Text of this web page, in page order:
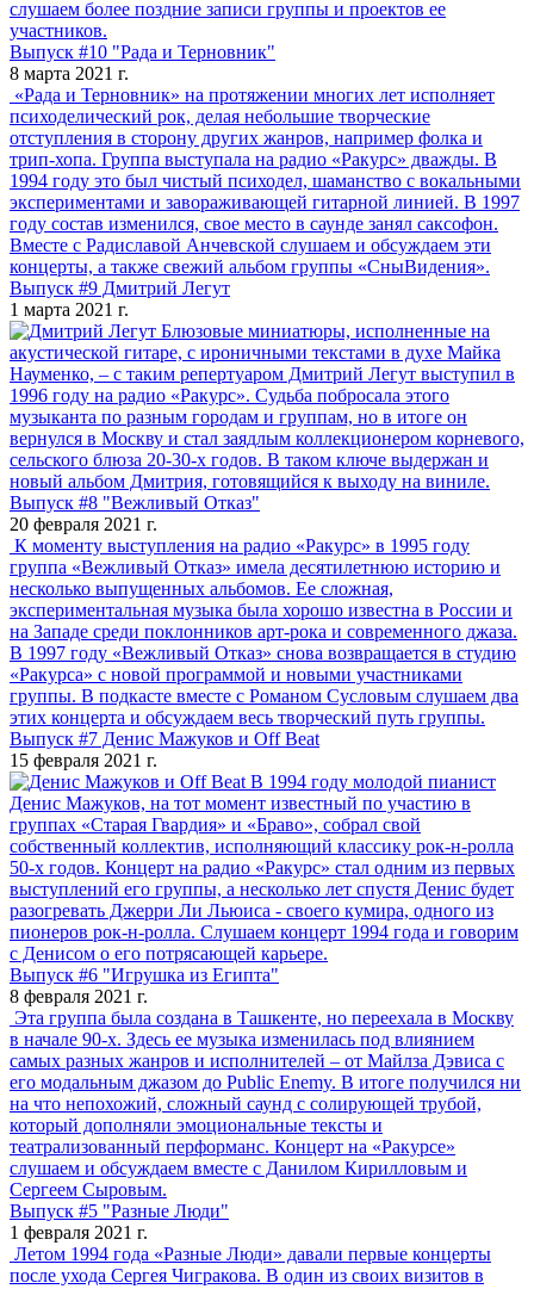
слушаем более поздние записи группы и проектов ее
участников.
Выпуск #10 "Рада и Терновник"
8 марта 2021 г.
«Рада и Терновник» на протяжении многих лет исполняет
психоделический рок, делая небольшие творческие
отступления в сторону других жанров, например фолка и
трип-хопа. Группа выступала на радио «Ракурс» дважды. В
1994 году это был чистый психодел, шаманство с вокальными
экспериментами и завораживающей гитарной линией. В 1997
году состав изменился, свое место в саунде занял саксофон.
Вместе с Радиславой Анчевской слушаем и обсуждаем эти
концерты, а также свежий альбом группы «СныВидения».
Выпуск #9 Дмитрий Легут
1 марта 2021 г.
Блюзовые миниатюры, исполненные на
акустической гитаре, с ироничными текстами в духе Майка
Науменко, – с таким репертуаром Дмитрий Легут выступил в
1996 году на радио «Ракурс». Судьба побросала этого
музыканта по разным городам и группам, но в итоге он
вернулся в Москву и стал заядлым коллекционером корневого,
сельского блюза 20-30-х годов. В таком ключе выдержан и
новый альбом Дмитрия, готовящийся к выходу на виниле.
Выпуск #8 "Вежливый Отказ"
20 февраля 2021 г.
К моменту выступления на радио «Ракурс» в 1995 году
группа «Вежливый Отказ» имела десятилетнюю историю и
несколько выпущенных альбомов. Ее сложная,
экспериментальная музыка была хорошо известна в России и
на Западе среди поклонников арт-рока и современного джаза.
В 1997 году «Вежливый Отказ» снова возвращается в студию
«Ракурса» с новой программой и новыми участниками
группы. В подкасте вместе с Романом Сусловым слушаем два
этих концерта и обсуждаем весь творческий путь группы.
Выпуск #7 Денис Мажуков и Off Beat
15 февраля 2021 г.
В 1994 году молодой пианист
Денис Мажуков, на тот момент известный по участию в
группах «Старая Гвардия» и «Браво», собрал свой
собственный коллектив, исполняющий классику рок-н-ролла
50-х годов. Концерт на радио «Ракурс» стал одним из первых
выступлений его группы, а несколько лет спустя Денис будет
разогревать Джерри Ли Льюиса - своего кумира, одного из
пионеров рок-н-ролла. Слушаем концерт 1994 года и говорим
с Денисом о его потрясающей карьере.
Выпуск #6 "Игрушка из Египта"
8 февраля 2021 г.
Эта группа была создана в Ташкенте, но переехала в Москву
в начале 90-х. Здесь ее музыка изменилась под влиянием
самых разных жанров и исполнителей – от Майлза Дэвиса с
его модальным джазом до Public Enemy. В итоге получился ни
на что непохожий, сложный саунд с солирующей трубой,
который дополняли эмоциональные тексты и
театрализованный перформанс. Концерт на «Ракурсе»
слушаем и обсуждаем вместе с Данилом Кирилловым и
Сергеем Сыровым.
Выпуск #5 "Разные Люди"
1 февраля 2021 г.
Летом 1994 года «Разные Люди» давали первые концерты
после ухода Сергея Чигракова. В один из своих визитов в